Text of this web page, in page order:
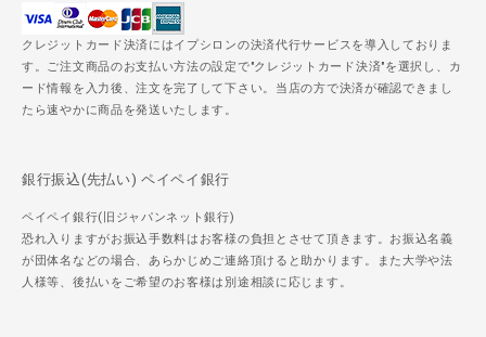
クレジットカード決済にはイプシロンの決済代行サービスを導入しておりま
す。ご注文商品のお支払い方法の設定で"クレジットカード決済"を選択し、カ
ード情報を入力後、注文を完了して下さい。当店の方で決済が確認できまし
たら速やかに商品を発送いたします。
銀行振込(先払い) ペイペイ銀行
ペイペイ銀行(旧ジャパンネット銀行)
恐れ入りますがお振込手数料はお客様の負担とさせて頂きます。お振込名義
が団体名などの場合、あらかじめご連絡頂けると助かります。また大学や法
人様等、後払いをご希望のお客様は別途相談に応じます。